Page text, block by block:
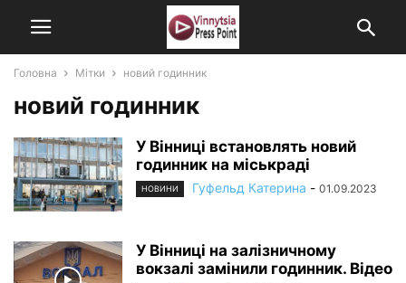
Головна Мітки новий годинник
новий годинник
У Вінниці встановлять новий
годинник на міськраді
НОВИНИ Гуфельд Катерина - 01.09.2023
У Вінниці на залізничному
вокзалі замінили годинник. Відео